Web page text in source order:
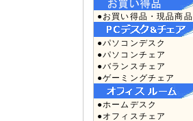
●お買い得品・現品商品
●パソコンデスク
●パソコンチェア
●バランスチェア
●ゲーミングチェア
●ホームデスク
●オフィスチェア